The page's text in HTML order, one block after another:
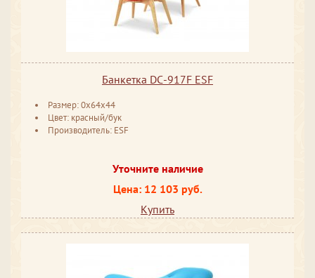
Банкетка DС-917F ESF
Размер: 0x64x44
Цвет: красный/бук
Производитель: ESF
Уточните наличие
Цена: 12 103 руб.
Купить